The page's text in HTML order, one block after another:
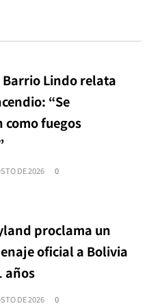
Barrio Lindo relata
“Se
como fuegos
DE 2026 0
proclama un
oficial a Bolivia
años
DE 2026 0